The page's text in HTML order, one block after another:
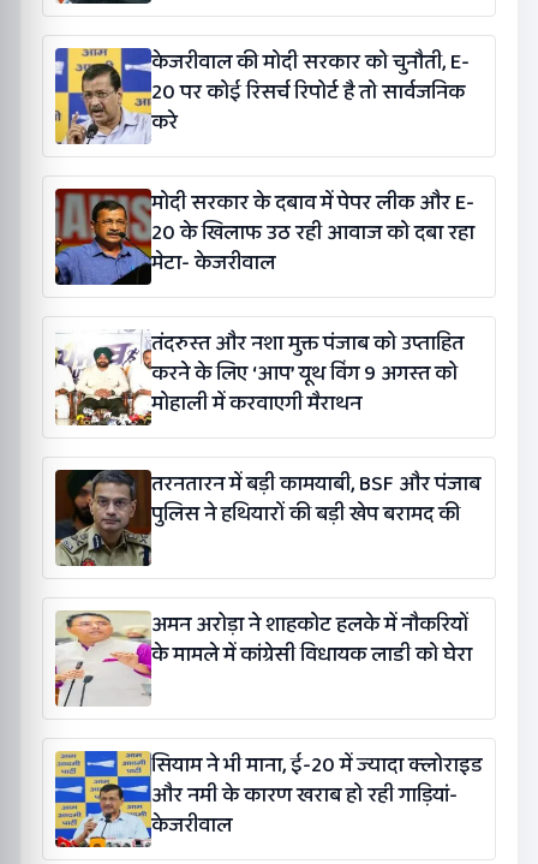
केजरीवाल की मोदी सरकार को चुनौती, E-
20 पर कोई रिसर्च रिपोर्ट है तो सार्वजनिक
करे
मोदी सरकार के दबाव में पेपर लीक और E-
20 के खिलाफ उठ रही आवाज को दबा रहा
मेटा- केजरीवाल
तंदरुस्त और नशा मुक्त पंजाब को उप्ताहित
करने के लिए ‘आप’ यूथ विंग 9 अगस्त को
मोहाली में करवाएगी मैराथन
तरनतारन में बड़ी कामयाबी, BSF और पंजाब
पुलिस ने हथियारों की बड़ी खेप बरामद की
अमन अरोड़ा ने शाहकोट हलके में नौकरियों
के मामले में कांग्रेसी विधायक लाडी को घेरा
सियाम ने भी माना, ई-20 में ज्यादा क्लोराइड
और नमी के कारण खराब हो रही गाड़ियां-
केजरीवाल